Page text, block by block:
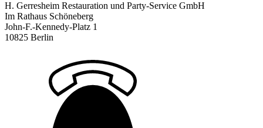
H. Gerresheim Restauration und Party-Service GmbH
Im Rathaus Schöneberg
John-F.-Kennedy-Platz 1
10825 Berlin